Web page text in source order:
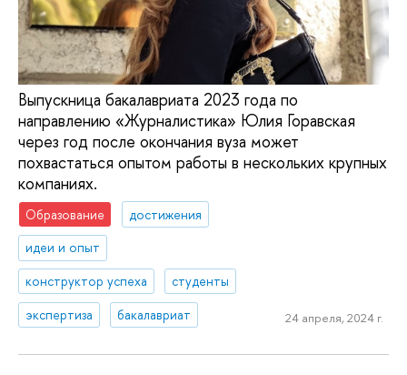
Выпускница бакалавриата 2023 года по
направлению «Журналистика» Юлия Горавская
через год после окончания вуза может
похвастаться опытом работы в нескольких крупных
компаниях.
Образование
достижения
идеи и опыт
конструктор успеха
студенты
экспертиза
бакалавриат 24 апреля, 2024 г.